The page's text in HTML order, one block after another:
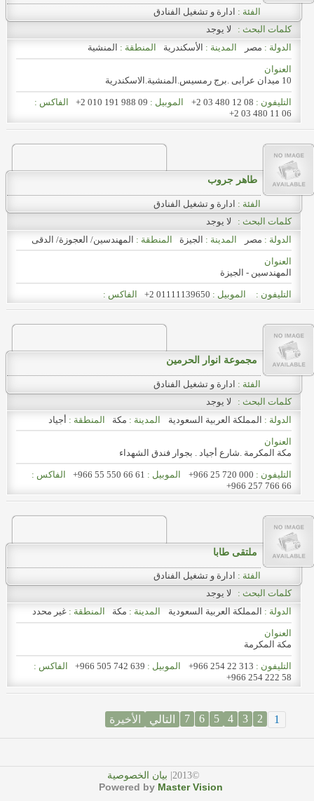
الفئة : ادارة و تشغيل الفنادق
كلمات البحث :
لا يوجد
الدولة : مصر المدينة : الأسكندرية المنطقة : المنشية
العنوان
10 ميدان عرابى .برج رمسيس.المنشية.الاسكندرية
التليفون : +2 03 480 12 08 الموبيل : +2 010 191 988 09
الفاكس :
+2 03 480 11 06
طاهر جروب
الفئة : ادارة و تشغيل الفنادق
كلمات البحث :
لا يوجد
الدولة : مصر المدينة : الجيزة المنطقة : المهندسين/ العجوزة/ الدقى
العنوان
المهندسين - الجيزة
التليفون : الموبيل : +2 01111139650 الفاكس :
مجموعة انوار الحرمين
الفئة : ادارة و تشغيل الفنادق
كلمات البحث :
لا يوجد
الدولة : المملكة العربية السعودية المدينة : مكة المنطقة : أجياد
العنوان
مكة المكرمة .شارع أجياد . بجوار فندق الشهداء
التليفون : +966 25 720 000 الموبيل : +966 55 550 66 61
الفاكس :
+966 257 766 66
ملتقى طابا
الفئة : ادارة و تشغيل الفنادق
كلمات البحث :
لا يوجد
الدولة : المملكة العربية السعودية المدينة : مكة المنطقة : غير محدد
العنوان
مكة المكرمة
التليفون : +966 254 22 313 الموبيل : +966 505 742 639
الفاكس :
+966 254 222 58
1
2
3
4
5
6
7 التالي الأخيرة
©2013| بيان الخصوصية
Powered byMaster Vision